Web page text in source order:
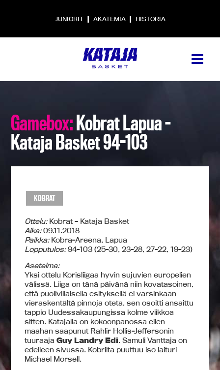
JUNIORIT | AKATEMIA | HISTORIA
Gamebox: Kobrat Lapua –
Kataja Basket 94-103
KOBRAT
Ottelu:Kobrat – Kataja Basket
Aika:09.11.2018
Paikka:Kobra-Areena, Lapua
Lopputulos:94-103 (25-30, 23-28, 27-22, 19-23)
Asetelma:
Yksi ottelu Korisliigaa hyvin sujuvien europelien
välissä. Liiga on tänä päivänä niin kovatasoinen,
että puolivillaisella esityksellä ei varsinkaan
vieraskentältä pinnoja oteta, sen osoitti ansaittu
tappio Uudessakaupungissa kolme viikkoa
sitten. Katajalla on kokoonpanossa eilen
maahan saapunut Rahlir Hollis-Jeffersonin
tuuraajaGuy Landry Edi. Samuli Vanttaja on
edelleen sivussa. Kobrilta puuttuu iso laituri
Michael Morsell.